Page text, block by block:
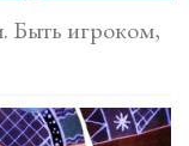
Быть игроком,